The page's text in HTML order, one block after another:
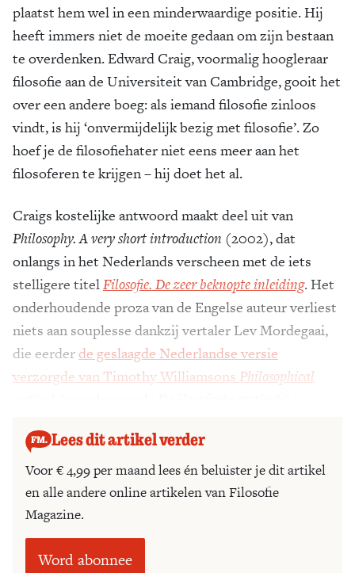
plaatst hem wel in een minderwaardige positie. Hij
heeft immers niet de moeite gedaan om zijn bestaan
te overdenken. Edward Craig, voormalig hoogleraar
filosofie aan de ­Universiteit van Cambridge, gooit het
over een andere boeg: als iemand filosofie zinloos
vindt, is hij ‘onvermijdelijk bezig met filosofie’. Zo
hoef je de filosofiehater niet eens meer aan het
filosoferen te krijgen – hij doet het al.
Craigs kostelijke antwoord maakt deel uit van
Philosophy. A very short introduction (2002), dat
onlangs in het ­Nederlands verscheen met de iets
stelligere titelFilosofie. De zeer beknopte inleiding. Het
onderhoudende proza van de Engelse auteur verliest
niets aan souplesse dankzij vertaler Lev Mordegaai,
die eerderde geslaagde Nederlandse versie
verzorgde van Timothy Williamsons Philosophical
Lees dit artikel verder
Voor € 4,99 per maand lees én beluister je dit artikel
en alle andere online artikelen van Filosofie
Magazine.
Word abonnee